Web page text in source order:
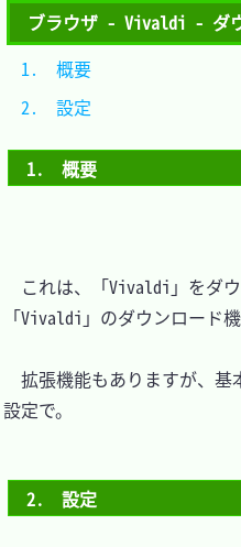
ブラウザ - Vivaldi - ダ
1.　概要
これは、「Vivaldi」をダウ
「Vivaldi」のダウンロード機
拡張機能もありますが、
設定で。
2.　設定